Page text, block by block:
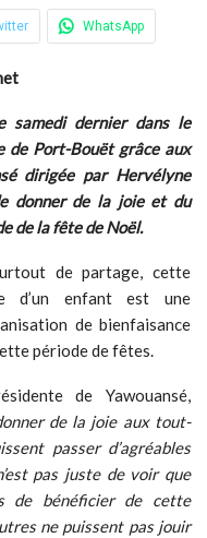
WhatsApp
samedi dernier dans le
de Port-Bouët grâce aux
dirigée par Hervélyne
donner de la joie et du
de la fête de Noël.
de partage, cette
d’un enfant est une
de bienfaisance
période de fêtes.
de Yawouansé,
de la joie aux tout-
passer d’agréables
pas juste de voir que
de bénéficier de cette
ne puissent pas jouir